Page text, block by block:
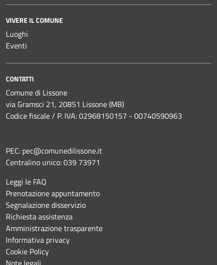
VIVERE IL COMUNE
Luoghi
Eventi
CONTATTI
Comune di Lissone
via Gramsci 21, 20851 Lissone (MB)
Codice fiscale / P. IVA: 02968150157 - 00740590963
PEC: pec@comunedilissone.it
Centralino unico:039 73971
Leggi le FAQ
Prenotazione appuntamento
Segnalazione disservizio
Richiesta assistenza
Amministrazione trasparente
Informativa privacy
Cookie Policy